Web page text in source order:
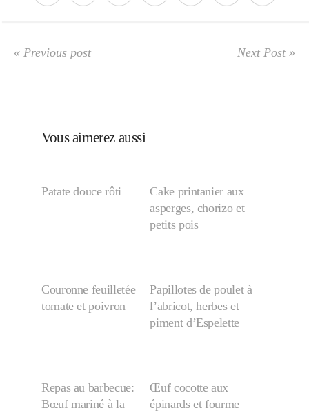
« Previous post Next Post »
Vous aimerez aussi
Patate douce rôti
Cake printanier aux
asperges, chorizo et
petits pois
Couronne feuilletée
tomate et poivron
Papillotes de poulet à
l’abricot, herbes et
piment d’Espelette
Repas au barbecue:
Bœuf mariné à la
Œuf cocotte aux
épinards et fourme